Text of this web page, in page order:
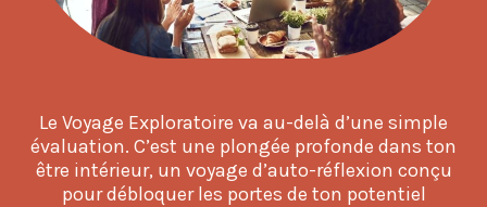
évaluation. C’est une plongée profonde dans ton
être intérieur, un voyage d’auto-réflexion conçu
pour débloquer les portes de ton potentiel
inexploité.